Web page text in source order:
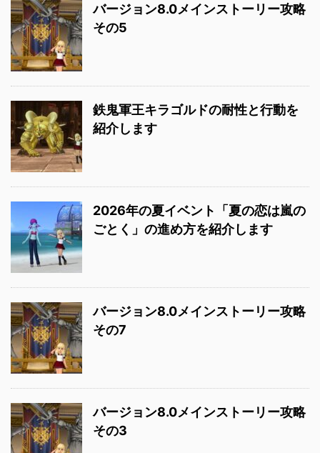
バージョン8.0メインストーリー攻略
その5
鉄鬼軍王キラゴルドの耐性と行動を
紹介します
2026年の夏イベント「夏の恋は嵐の
ごとく」の進め方を紹介します
バージョン8.0メインストーリー攻略
その7
バージョン8.0メインストーリー攻略
その3